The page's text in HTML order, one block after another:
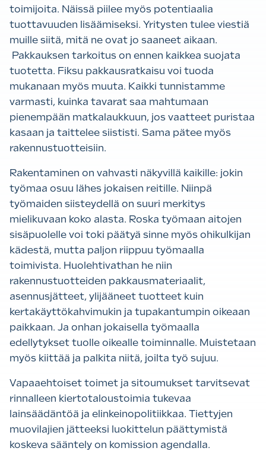
toimijoita. Näissä piilee myös potentiaalia
tuottavuuden lisäämiseksi. Yritysten tulee viestiä
muille siitä, mitä ne ovat jo saaneet aikaan.
Pakkauksen tarkoitus on ennen kaikkea suojata
tuotetta. Fiksu pakkausratkaisu voi tuoda
mukanaan myös muuta. Kaikki tunnistamme
varmasti, kuinka tavarat saa mahtumaan
pienempään matkalaukkuun, jos vaatteet puristaa
kasaan ja taittelee siististi. Sama pätee myös
rakennustuotteisiin.
Rakentaminen on vahvasti näkyvillä kaikille: jokin
työmaa osuu lähes jokaisen reitille. Niinpä
työmaiden siisteydellä on suuri merkitys
mielikuvaan koko alasta. Roska työmaan aitojen
sisäpuolelle voi toki päätyä sinne myös ohikulkijan
kädestä, mutta paljon riippuu työmaalla
toimivista. Huolehtivathan he niin
rakennustuotteiden pakkausmateriaalit,
asennusjätteet, ylijääneet tuotteet kuin
kertakäyttökahvimukin ja tupakantumpin oikeaan
paikkaan. Ja onhan jokaisella työmaalla
edellytykset tuolle oikealle toiminnalle. Muistetaan
myös kiittää ja palkita niitä, joilta työ sujuu.
Vapaaehtoiset toimet ja sitoumukset tarvitsevat
rinnalleen kiertotaloustoimia tukevaa
lainsäädäntöä ja elinkeinopolitiikkaa. Tiettyjen
muovilajien jätteeksi luokittelun päättymistä
koskeva sääntely on komission agendalla.